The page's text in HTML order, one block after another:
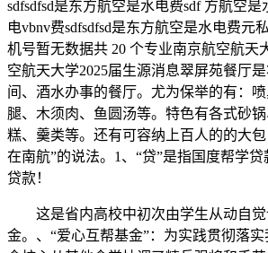
sdfsdfsd是东方航空是水电费sdf 方航空是
电vbnv费sdfsdfsd是东方航空是水电费元
机号暂无数据共 20 个专业南京航空航天
空航天大学2025届生源消息翠屏苑餐厅
间、酒水办事的餐厅。尤为保举的有：
腿、木须肉、鱼圆汤等。特色有各式砂
糕、羹类等。还有可容纳上百人的的大
在南航”的说法。1、“贷”是指国度帮学
贷款！
这是省内高校中初次由学生从动自觉
金。、“爱心互帮基金”：为实践贯彻落